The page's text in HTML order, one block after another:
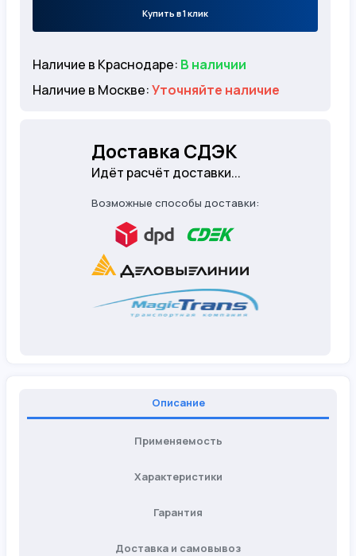
Купить в 1 клик
Наличие в Краснодаре: В наличии
Наличие в Москве:Уточняйте наличие
Доставка СДЭК
Идёт расчёт доставки...
Возможные способы доставки:
Описание
Применяемость
Характеристики
Гарантия
Доставка и самовывоз